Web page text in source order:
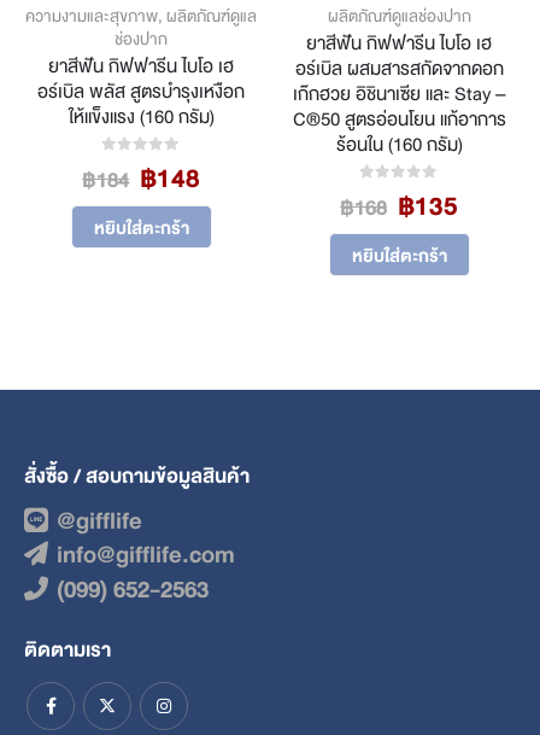
ความงามและสุขภาพ, ผลิตภัณฑ์ดูแล
ช่องปาก
ยาสีฟัน กิฟฟารีน ไบโอ เฮ
อร์เบิล พลัส สูตรบำรุงเหงือก
ให้แข็งแรง (160 กรัม)
฿184 Original
price
was:
฿184.
฿148Current
price
฿148.
หยิบใส่ตะกร้า
ผลิตภัณฑ์ดูแลช่องปาก
ยาสีฟัน กิฟฟารีน ไบโอ เฮ
อร์เบิล ผสมสารสกัดจากดอก
เก๊กฮวย อิชินาเซีย และ Stay –
C®50 สูตรอ่อนโยน แก้อาการ
ร้อนใน (160 กรัม)
฿168 Original
price
was:
฿168.
฿135
price
฿135.
หยิบใส่ตะกร้า
สั่งซื้อ / สอบถามข้อมูลสินค้า
@gifflife
info@gifflife.com
(099) 652-2563
ติดตามเรา